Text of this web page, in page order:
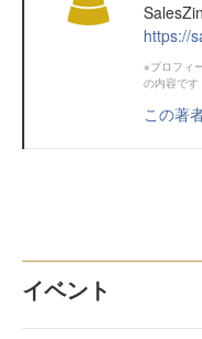
https://
※プロフィ
の内容です
この著
イベント